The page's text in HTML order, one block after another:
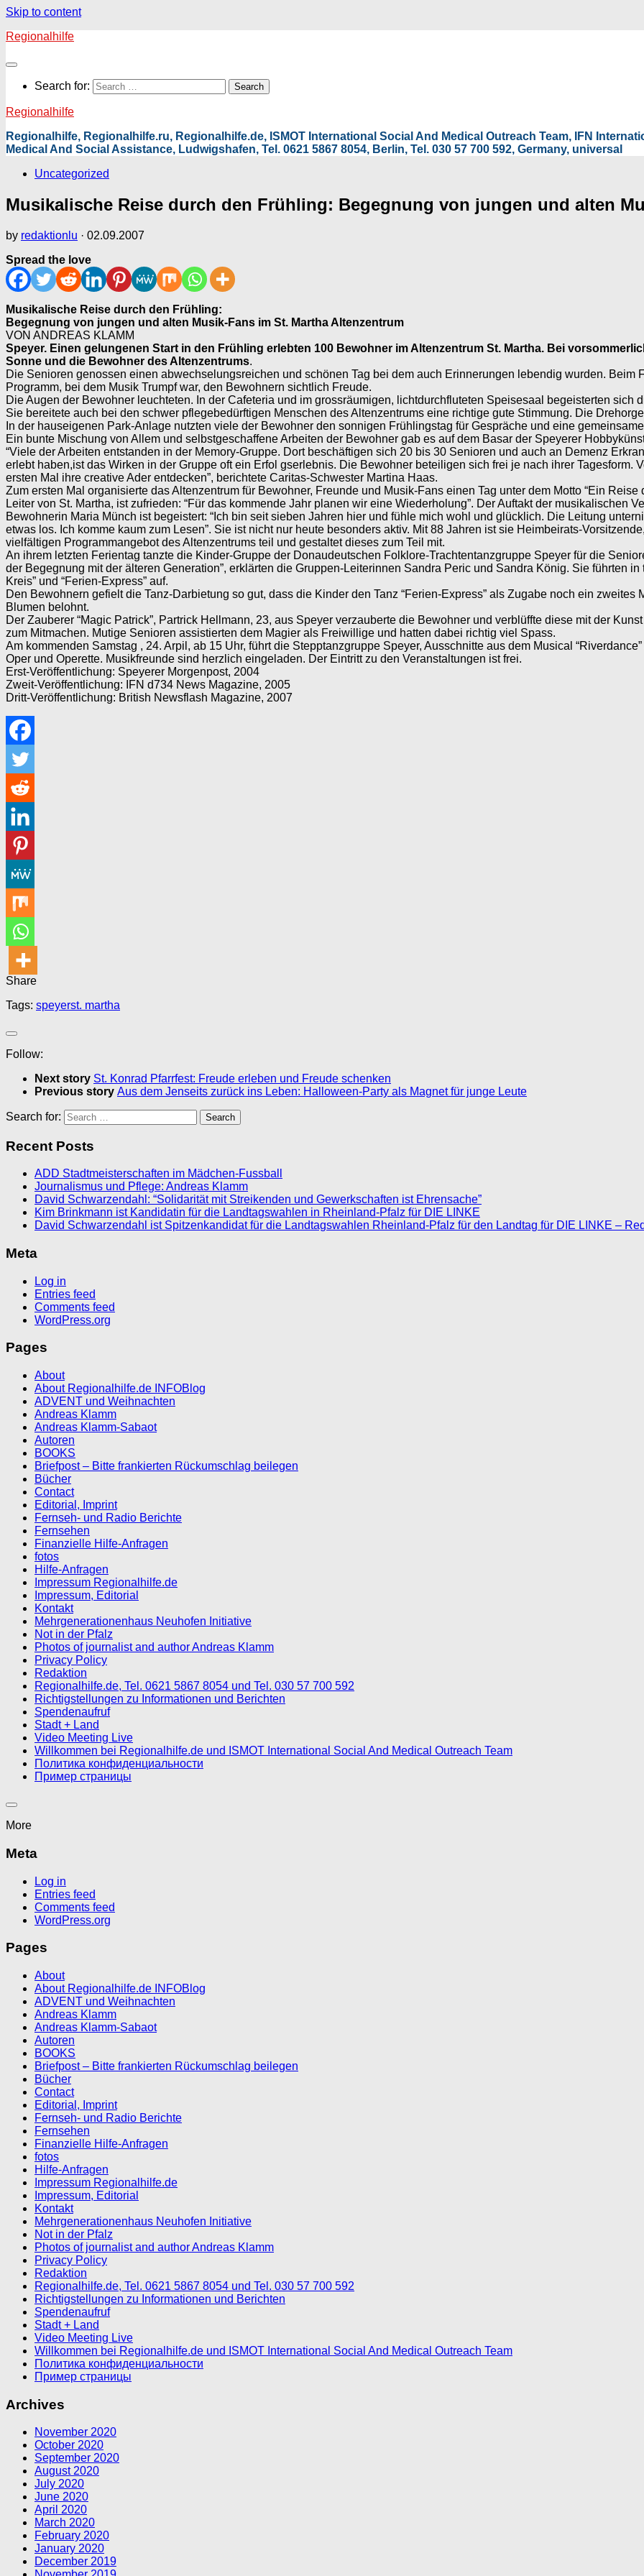
Skip to content
Regionalhilfe
Search for:
Regionalhilfe
Regionalhilfe, Regionalhilfe.ru, Regionalhilfe.de, ISMOT International Social And Medical Outreach Team, IFN
Medical And Social Assistance, Ludwigshafen, Tel. 0621 5867 8054, Berlin, Tel. 030 57 700 592, Germany, universal
Uncategorized
Musikalische Reise durch den Frühling: Begegnung von jungen und alten
by redaktionlu · 02.09.2007
Spread the love
Musikalische Reise durch den Frühling:
Begegnung von jungen und alten Musik-Fans im St. Martha Altenzentrum
VON ANDREAS KLAMM
Speyer. Einen gelungenen Start in den Frühling erlebten 100 Bewohner im Altenzentrum St. Martha. Bei
Sonne und die Bewohner des Altenzentrums.
Die Senioren genossen einen abwechselungsreichen und schönen Tag bei dem auch Erinnerungen lebendig wurden. Beim
Programm, bei dem Musik Trumpf war, den Bewohnern sichtlich Freude.
Die Augen der Bewohner leuchteten. In der Cafeteria und im grossräumigen, lichtdurchfluteten Speisesaal begeisterten sich
Sie bereitete auch bei den schwer pflegebedürftigen Menschen des Altenzentrums eine richtige gute Stimmung. Die
In der hauseigenen Park-Anlage nutzten viele der Bewohner den sonnigen Frühlingstag für Gespräche und eine
Ein bunte Mischung von Allem und selbstgeschaffene Arbeiten der Bewohner gab es auf dem Basar der Speyerer
“Viele der Arbeiten entstanden in der Memory-Gruppe. Dort beschäftigen sich 20 bis 30 Senioren und auch an Demenz
erlebt haben,ist das Wirken in der Gruppe oft ein Erfol gserlebnis. Die Bewohner beteiligen sich frei je nach ihrer Tagesform.
ersten Mal ihre creative Ader entdecken”, berichtete Caritas-Schwester Martina Haas.
Zum ersten Mal organisierte das Altenzentrum für Bewohner, Freunde und Musik-Fans einen Tag unter dem Motto “Ein
Leiter von St. Martha, ist zufrieden: “Für das kommende Jahr planen wir eine Wiederholung”. Der Auftakt der musikalischen
Bewohnerin Maria Münch ist begeistert: “Ich bin seit sieben Jahren hier und fühle mich wohl und glücklich. Die Leitung
etwas los. Ich komme kaum zum Lesen”. Sie ist nicht nur heute besonders aktiv. Mit 88 Jahren ist sie Heimbeirats-
vielfältigen Programmangebot des Altenzentrums teil und gestaltet dieses zum Teil mit.
An ihrem letzten Ferientag tanzte die Kinder-Gruppe der Donaudeutschen Folklore-Trachtentanzgruppe Speyer für die
der Begegnung mit der älteren Generation”, erklärten die Gruppen-Leiterinnen Sandra Peric und Sandra König. Sie führten
Kreis” und “Ferien-Express” auf.
Den Bewohnern gefielt die Tanz-Darbietung so gut, dass die Kinder den Tanz “Ferien-Express” als Zugabe noch ein
Blumen belohnt.
Der Zauberer “Magic Patrick”, Partrick Hellmann, 23, aus Speyer verzauberte die Bewohner und verblüffte diese mit der
zum Mitmachen. Mutige Senioren assistierten dem Magier als Freiwillige und hatten dabei richtig viel Spass.
Am kommenden Samstag , 24. Arpil, ab 15 Uhr, führt die Stepptanzgruppe Speyer, Ausschnitte aus dem Musical
Oper und Operette. Musikfreunde sind herzlich eingeladen. Der Eintritt zu den Veranstaltungen ist frei.
Erst-Veröffentlichung: Speyerer Morgenpost, 2004
Zweit-Veröffentlichung: IFN d734 News Magazine, 2005
Dritt-Veröffentlichung: British Newsflash Magazine, 2007
Share
Tags: speyerst. martha
Follow:
Next story St. Konrad Pfarrfest: Freude erleben und Freude schenken
Previous story Aus dem Jenseits zurück ins Leben: Halloween-Party als Magnet für junge Leute
Search for:
Recent Posts
ADD Stadtmeisterschaften im Mädchen-Fussball
Journalismus und Pflege: Andreas Klamm
David Schwarzendahl: “Solidarität mit Streikenden und Gewerkschaften ist Ehrensache”
Kim Brinkmann ist Kandidatin für die Landtagswahlen in Rheinland-Pfalz für DIE LINKE
David Schwarzendahl ist Spitzenkandidat für die Landtagswahlen Rheinland-Pfalz für den Landtag für DIE LINKE –
Meta
Log in
Entries feed
Comments feed
WordPress.org
Pages
About
About Regionalhilfe.de INFOBlog
ADVENT und Weihnachten
Andreas Klamm
Andreas Klamm-Sabaot
Autoren
BOOKS
Briefpost – Bitte frankierten Rückumschlag beilegen
Bücher
Contact
Editorial, Imprint
Fernseh- und Radio Berichte
Fernsehen
Finanzielle Hilfe-Anfragen
fotos
Hilfe-Anfragen
Impressum Regionalhilfe.de
Impressum, Editorial
Kontakt
Mehrgenerationenhaus Neuhofen Initiative
Not in der Pfalz
Photos of journalist and author Andreas Klamm
Privacy Policy
Redaktion
Regionalhilfe.de, Tel. 0621 5867 8054 und Tel. 030 57 700 592
Richtigstellungen zu Informationen und Berichten
Spendenaufruf
Stadt + Land
Video Meeting Live
Willkommen bei Regionalhilfe.de und ISMOT International Social And Medical Outreach Team
Политика конфиденциальности
Пример страницы
More
Meta
Log in
Entries feed
Comments feed
WordPress.org
Pages
About
About Regionalhilfe.de INFOBlog
ADVENT und Weihnachten
Andreas Klamm
Andreas Klamm-Sabaot
Autoren
BOOKS
Briefpost – Bitte frankierten Rückumschlag beilegen
Bücher
Contact
Editorial, Imprint
Fernseh- und Radio Berichte
Fernsehen
Finanzielle Hilfe-Anfragen
fotos
Hilfe-Anfragen
Impressum Regionalhilfe.de
Impressum, Editorial
Kontakt
Mehrgenerationenhaus Neuhofen Initiative
Not in der Pfalz
Photos of journalist and author Andreas Klamm
Privacy Policy
Redaktion
Regionalhilfe.de, Tel. 0621 5867 8054 und Tel. 030 57 700 592
Richtigstellungen zu Informationen und Berichten
Spendenaufruf
Stadt + Land
Video Meeting Live
Willkommen bei Regionalhilfe.de und ISMOT International Social And Medical Outreach Team
Политика конфиденциальности
Пример страницы
Archives
November 2020
October 2020
September 2020
August 2020
July 2020
June 2020
April 2020
March 2020
February 2020
January 2020
December 2019